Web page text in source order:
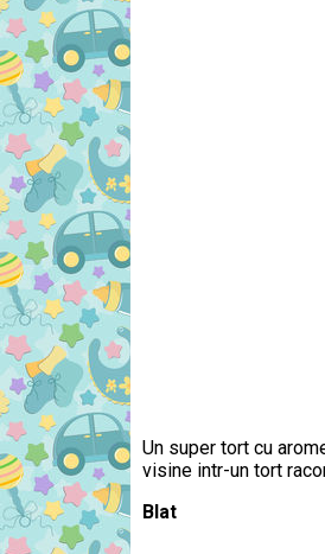
Un super tort cu
visine intr-un tort
Blat